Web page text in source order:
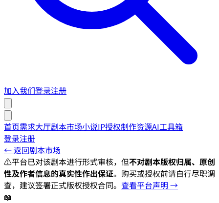
加入我们登录注册
首页需求大厅剧本市场小说IP授权制作资源AI工具箱
登录注册
← 返回剧本市场
⚠️平台已对该剧本进行形式审核，但不对剧本版权归属、原创
性及作者信息的真实性作出保证。购买或授权前请自行尽职调
查，建议签署正式版权授权合同。 查看平台声明 →
📖